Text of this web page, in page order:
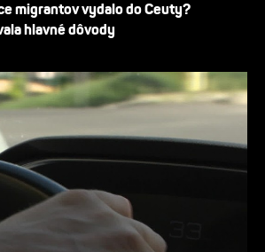
migrantov vydalo do Ceuty?
hlavné dôvody